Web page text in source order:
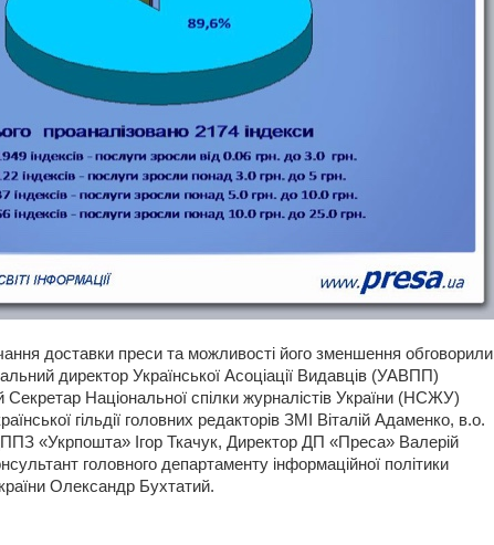
доставки преси та можливості його зменшення обговорили
директор Української Асоціації Видавців (УАВПП)
Національної спілки журналістів України (НСЖУ)
гільдії головних редакторів ЗМІ Віталій Адаменко, в.о.
«Укрпошта» Ігор Ткачук, Директор ДП «Преса» Валерій
головного департаменту інформаційної політики
Олександр Бухтатий.